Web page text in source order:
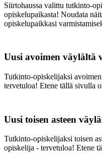
Siirtohaussa valittu tutkinto-
opiskelupaikasta! Noudata
opiskelupaikkasi
Uusi avoimen väylältä
Tutkinto-opiskelijaksi
tervetuloa! Etene tällä sivulla
Uusi toisen asteen
Tutkinto-opiskelijaksi toisen
opiskelija - tervetuloa! Etene